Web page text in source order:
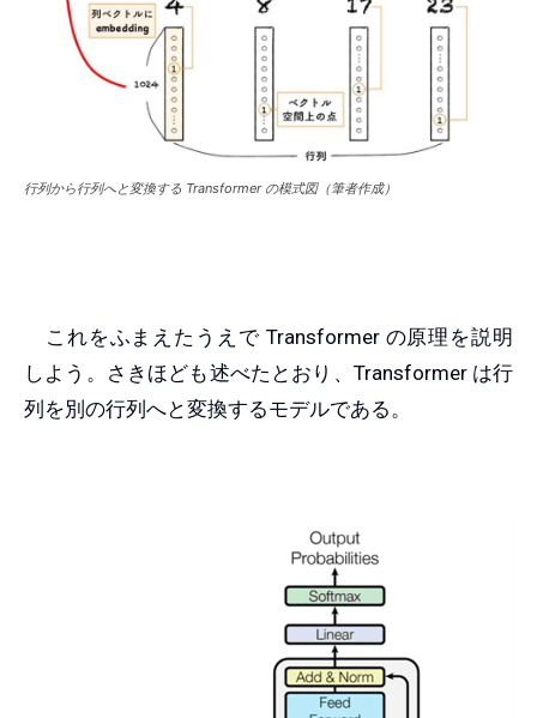
行列から行列へと変換する Transformer の模式図（筆者作成）
これをふまえたうえで Transformer の原理を説明
しよう。さきほども述べたとおり、Transformer は行
列を別の行列へと変換するモデルである。